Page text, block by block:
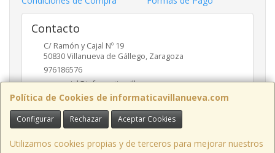
Política de Cookies de informaticavillanueva.com
Configurar Rechazar Aceptar Cookies
Utilizamos cookies propias y de terceros para mejorar nuestros
Contacto
C/ Ramón y Cajal Nº 19
50830Villanueva de Gállego, Zaragoza
976186576
comercial@informaticavillanueva.com
Horario
De Lunes a Viernes. 10-13:30 16:30-19:30 H.